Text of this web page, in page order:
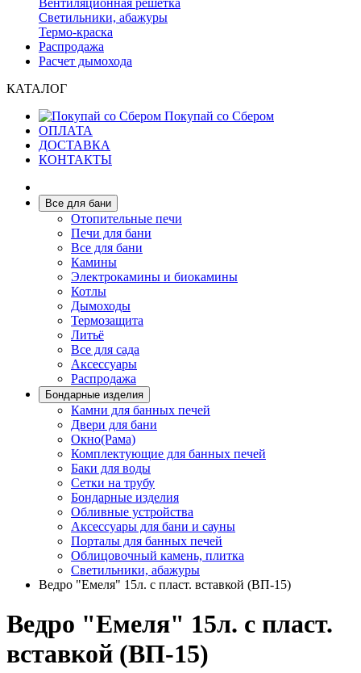
Вентиляционная решетка
Светильники, абажуры
Термо-краска
Распродажа
Расчет дымохода
КАТАЛОГ
Покупай со Сбером
ОПЛАТА
ДОСТАВКА
КОНТАКТЫ
Все для бани
Отопительные печи
Печи для бани
Все для бани
Камины
Электрокамины и биокамины
Котлы
Дымоходы
Термозащита
Литьё
Все для сада
Аксессуары
Распродажа
Бондарные изделия
Камни для банных печей
Двери для бани
Окно(Рама)
Комплектующие для банных печей
Баки для воды
Сетки на трубу
Бондарные изделия
Обливные устройства
Аксессуары для бани и сауны
Порталы для банных печей
Облицовочный камень, плитка
Светильники, абажуры
Ведро "Емеля" 15л. с пласт. вставкой (ВП-15)
Ведро "Емеля" 15л. с пласт.
вставкой (ВП-15)